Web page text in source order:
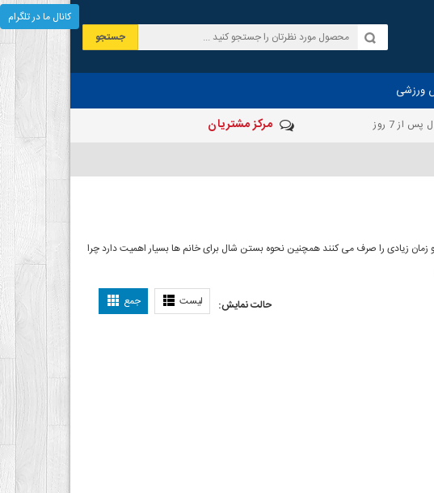
جستجو
ورزشی
از 7 روز مرکز مشتریان
زمان زیادی را صرف می کنند همچنین نحوه بستن شال برای خانم ها بسیار اهمیت دارد چرا
حالت نمایش: لیست جمع
کانال ما در تلگرام